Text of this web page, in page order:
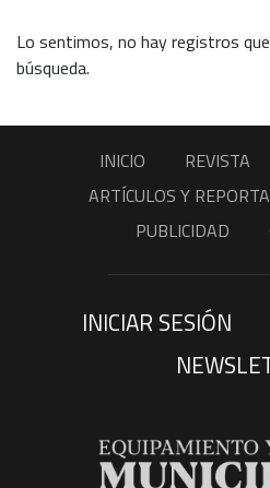
Lo sentimos, no hay registros
búsqueda.
INICIO REVISTA
ARTÍCULOS Y
PUBLICIDAD
INICIAR SESIÓN